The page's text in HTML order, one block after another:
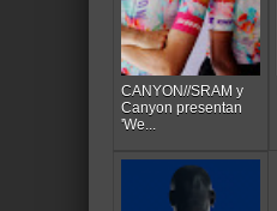
CANYON//SRAM y
Canyon presentan
'We...